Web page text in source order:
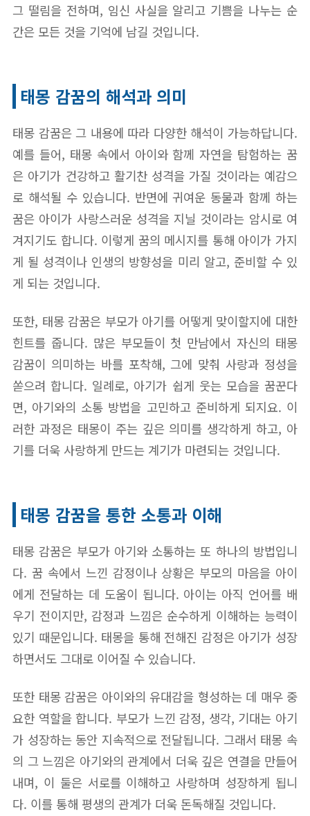
그 떨림을 전하며, 임신 사실을 알리고 기쁨을 나누는 순
간은 모든 것을 기억에 남길 것입니다.
태몽 감꿈의 해석과 의미
태몽 감꿈은 그 내용에 따라 다양한 해석이 가능하답니다.
예를 들어, 태몽 속에서 아이와 함께 자연을 탐험하는 꿈
은 아기가 건강하고 활기찬 성격을 가질 것이라는 예감으
로 해석될 수 있습니다. 반면에 귀여운 동물과 함께 하는
꿈은 아이가 사랑스러운 성격을 지닐 것이라는 암시로 여
겨지기도 합니다. 이렇게 꿈의 메시지를 통해 아이가 가지
게 될 성격이나 인생의 방향성을 미리 알고, 준비할 수 있
게 되는 것입니다.
또한, 태몽 감꿈은 부모가 아기를 어떻게 맞이할지에 대한
힌트를 줍니다. 많은 부모들이 첫 만남에서 자신의 태몽
감꿈이 의미하는 바를 포착해, 그에 맞춰 사랑과 정성을
쏟으려 합니다. 일례로, 아기가 쉽게 웃는 모습을 꿈꾼다
면, 아기와의 소통 방법을 고민하고 준비하게 되지요. 이
러한 과정은 태몽이 주는 깊은 의미를 생각하게 하고, 아
기를 더욱 사랑하게 만드는 계기가 마련되는 것입니다.
태몽 감꿈을 통한 소통과 이해
태몽 감꿈은 부모가 아기와 소통하는 또 하나의 방법입니
다. 꿈 속에서 느낀 감정이나 상황은 부모의 마음을 아이
에게 전달하는 데 도움이 됩니다. 아이는 아직 언어를 배
우기 전이지만, 감정과 느낌은 순수하게 이해하는 능력이
있기 때문입니다. 태몽을 통해 전해진 감정은 아기가 성장
하면서도 그대로 이어질 수 있습니다.
또한 태몽 감꿈은 아이와의 유대감을 형성하는 데 매우 중
요한 역할을 합니다. 부모가 느낀 감정, 생각, 기대는 아기
가 성장하는 동안 지속적으로 전달됩니다. 그래서 태몽 속
의 그 느낌은 아기와의 관계에서 더욱 깊은 연결을 만들어
내며, 이 둘은 서로를 이해하고 사랑하며 성장하게 됩니
다. 이를 통해 평생의 관계가 더욱 돈독해질 것입니다.